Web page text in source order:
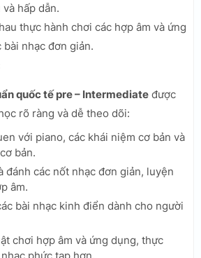
hấp dẫn.
thực hành chơi các hợp âm và ứng
nhạc đơn giản.
quốc tế pre – Intermediate được
rõ ràng và dễ theo dõi:
với piano, các khái niệm cơ bản và
bản.
đánh các nốt nhạc đơn giản, luyện
âm.
bài nhạc kinh điển dành cho người
chơi hợp âm và ứng dụng, thực